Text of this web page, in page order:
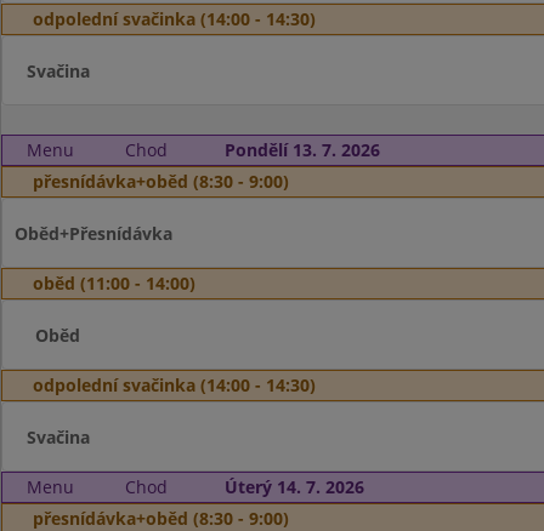
odpolední svačinka (14:00 - 14:30)
Svačina
Menu Chod
Pondělí 13. 7. 2026
přesnídávka+oběd (8:30 - 9:00)
Oběd+Přesnídávka
oběd (11:00 - 14:00)
Oběd
odpolední svačinka (14:00 - 14:30)
Svačina
Menu Chod
Úterý 14. 7. 2026
přesnídávka+oběd (8:30 - 9:00)